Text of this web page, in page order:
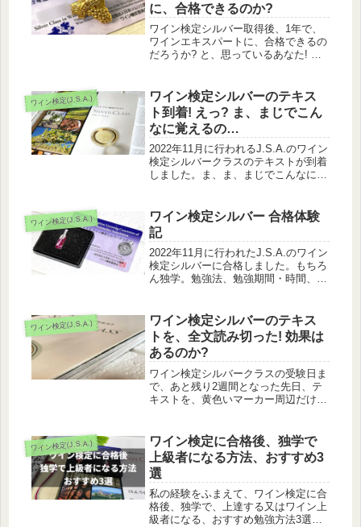
に、合格できるのか?
ワイン検定シルバー取得後、1年で、
ワインエキスパートに、合格できるの
だろうか? と、思っているあなた! 正
ワイン検定(J.S.A.)
ワイン検定シルバーのテキス
ト到着! えっ? ま、まじでこん
なに覚えるの…
2022年11月に行われるJ.S.A.のワイン
検定シルバークラスのテキストが到着
しました。ま、ま、まじでこんなに覚
ワイン検定(J.S.A.)
ワイン検定シルバー 合格体験
記
2022年11月に行われたJ.S.A.のワイン
検定シルバーに合格しました。もちろ
ん独学。勉強法、勉強期間・時間、難
ワイン検定(J.S.A.)
ワイン検定シルバーのテキス
トを、全文読み切った! 効果は
あるのか?
ワイン検定シルバークラスの受験日ま
で、あと残り2週間となった先日、テ
キストを、黄色いマーカー周辺だけで
ワイン検定(J.S.A.)
ワイン検定に合格後、独学で
上級者になる方法、おすすめ3
選
私の経験をふまえて、ワイン検定に合
格後、独学で、上達する又はワイン上
級者になる、おすすめ勉強方法3選を